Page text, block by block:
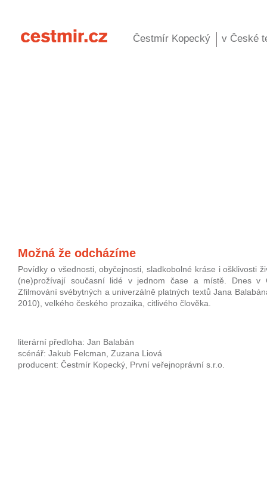
Čestmír Kopecký v České
Možná že odcházíme
Povídky o všednosti, obyčejnosti, sladkobolné kráse i ošklivosti
(ne)prožívají současní lidé v jednom čase a místě. Dnes v
Zfilmování svébytných a univerzálně platných textů Jana
2010), velkého českého prozaika, citlivého člověka.
literární předloha: Jan Balabán
scénář: Jakub Felcman, Zuzana Liová
producent: Čestmír Kopecký, První veřejnoprávní s.r.o.